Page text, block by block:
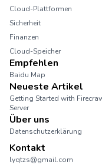
Cloud-Plattformen
Sicherheit
Finanzen
Cloud-Speicher
Empfehlen
Baidu Map
Neueste Artikel
Getting Started with
Server
Über uns
Datenschutzerklärung
Kontakt
lyqtzs@gmail.com